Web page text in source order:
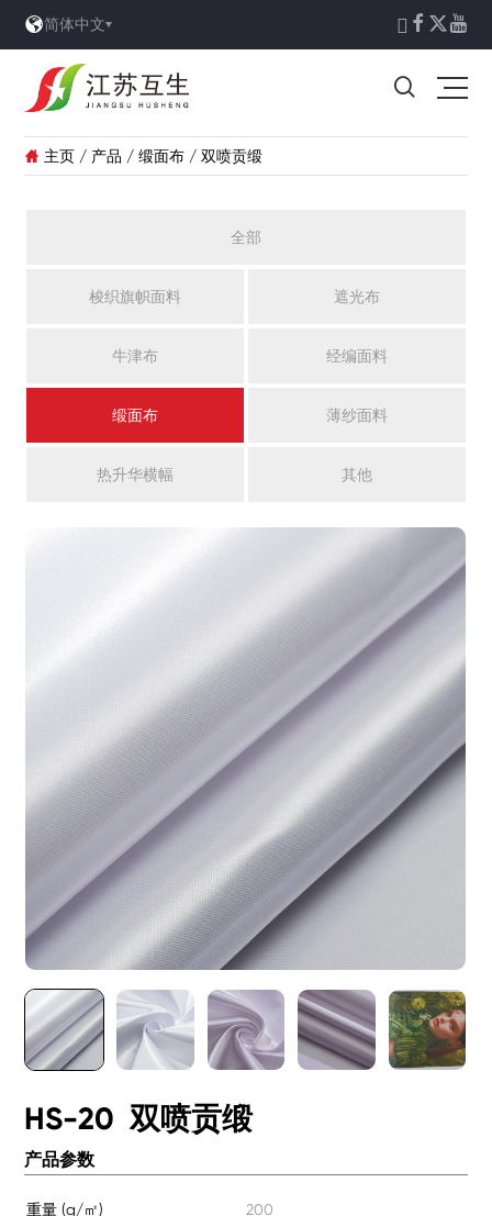
简体中文    

 主页 / 产品 / 缎面布 / 双喷贡缎
全部
梭织旗帜面料 遮光布
牛津布 经编面料
缎面布 薄纱面料
热升华横幅 其他
HS-20 双喷贡缎
产品参数
重量 (g/㎡) 200